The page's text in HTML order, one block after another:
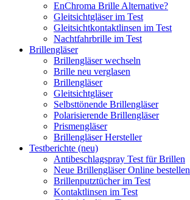
EnChroma Brille Alternative?
Gleitsichtgläser im Test
Gleitsichtkontaktlinsen im Test
Nachtfahrbrille im Test
Brillengläser
Brillengläser wechseln
Brille neu verglasen
Brillengläser
Gleitsichtgläser
Selbsttönende Brillengläser
Polarisierende Brillengläser
Prismengläser
Brillengläser Hersteller
Testberichte (neu)
Antibeschlagspray Test für Brillen
Neue Brillengläser Online bestellen
Brillenputztücher im Test
Kontaktlinsen im Test